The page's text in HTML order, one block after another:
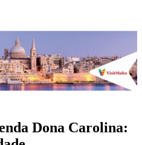
Dona Carolina: